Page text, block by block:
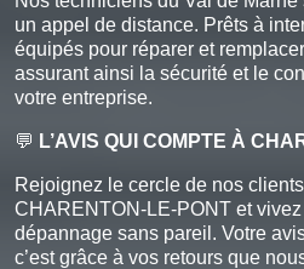
un appel de distance. Prêts à
équipés pour réparer et
assurant ainsi la sécurité et le
votre entreprise.
💬 L’AVIS QUI COMPTE À
Rejoignez le cercle de nos
CHARENTON-LE-PONT et
dépannage sans pareil. Votre
c’est grâce à vos retours que